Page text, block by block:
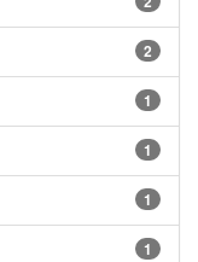
2
1
1
1
1